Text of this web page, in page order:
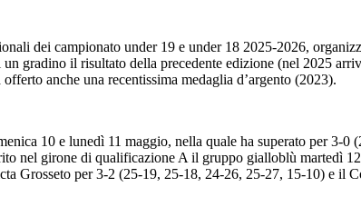
dei campionato under 19 e under 18 2025-2026,
gradino il risultato della precedente edizione (nel 2025
anche una recentissima medaglia d’argento (2023).
10 e lunedì 11 maggio, nella quale ha superato per 3-0
nel girone di qualificazione A il gruppo gialloblù martedì
Grosseto per 3-2 (25-19, 25-18, 24-26, 25-27, 15-10) e il